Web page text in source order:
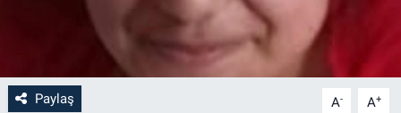
Paylaş A- A+
Kültür
3.Sayfa